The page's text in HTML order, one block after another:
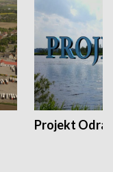
Projekt Odra